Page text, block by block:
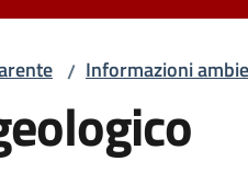
/ Informazioni